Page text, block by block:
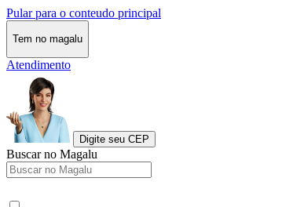
Pular para o conteudo principal
Tem no magalu
Atendimento
Digite seu CEP
Buscar no Magalu